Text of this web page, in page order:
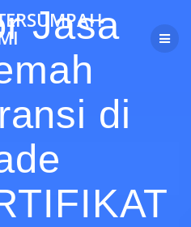
to
contentJasa
di